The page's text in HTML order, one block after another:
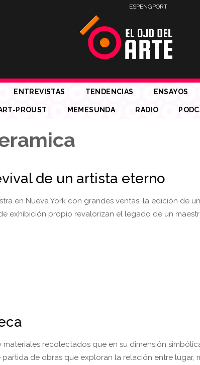
ESPENGPORT
ENTREVISTAS TENDENCIAS ENSAYOS
PROUST MEMESUNDA RADIO
de un artista eterno
en Nueva York con grandes ventas, la edición de
exhibición propio revalorizan el legado de un
materiales recolectados que en su dimensión
de obras que exploran la relación entre lugar,